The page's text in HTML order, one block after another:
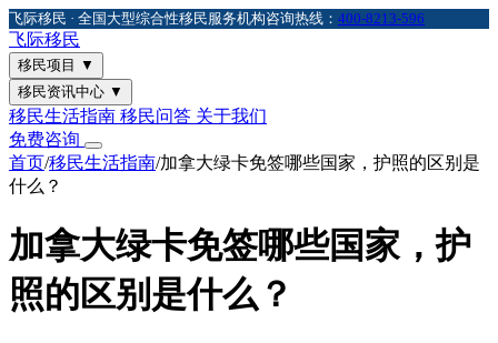
飞际移民 · 全国大型综合性移民服务机构咨询热线： 400-8213-596
飞际移民
移民项目 ▼
移民资讯中心 ▼
移民生活指南 移民问答 关于我们
免费咨询
首页/移民生活指南/加拿大绿卡免签哪些国家，护照的区别是
什么？
加拿大绿卡免签哪些国家，护
照的区别是什么？